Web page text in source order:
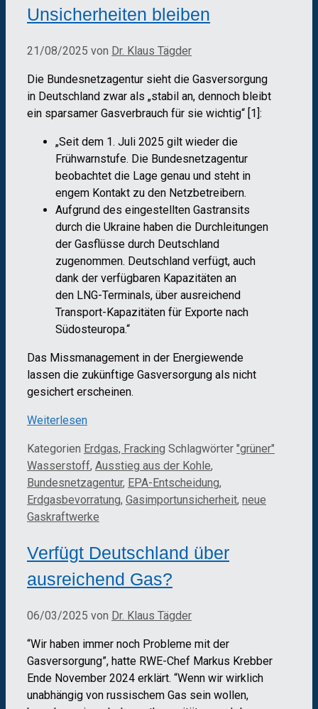
Unsicherheiten bleiben
21/08/2025 von Dr. Klaus Tägder
Die Bundesnetzagentur sieht die Gasversorgung
in Deutschland zwar als „stabil an, dennoch bleibt
ein sparsamer Gasverbrauch für sie wichtig“ [1]:
„Seit dem 1. Juli 2025 gilt wieder die
Frühwarnstufe. Die Bundesnetzagentur
beobachtet die Lage genau und steht in
engem Kontakt zu den Netzbetreibern.
Aufgrund des eingestellten Gastransits
durch die Ukraine haben die Durchleitungen
der Gasflüsse durch Deutschland
zugenommen. Deutschland verfügt, auch
dank der verfügbaren Kapazitäten an
den LNG-Terminals, über ausreichend
Transport-Kapazitäten für Exporte nach
Südosteuropa.“
Das Missmanagement in der Energiewende
lassen die zukünftige Gasversorgung als nicht
gesichert erscheinen.
Weiterlesen
Kategorien Erdgas, Fracking Schlagwörter "grüner"
Wasserstoff, Ausstieg aus der Kohle,
Bundesnetzagentur, EPA-Entscheidung,
Erdgasbevorratung, Gasimportunsicherheit, neue
Gaskraftwerke
Verfügt Deutschland über
ausreichend Gas?
06/03/2025 von Dr. Klaus Tägder
“Wir haben immer noch Probleme mit der
Gasversorgung”, hatte RWE-Chef Markus Krebber
Ende November 2024 erklärt. “Wenn wir wirklich
unabhängig von russischem Gas sein wollen,